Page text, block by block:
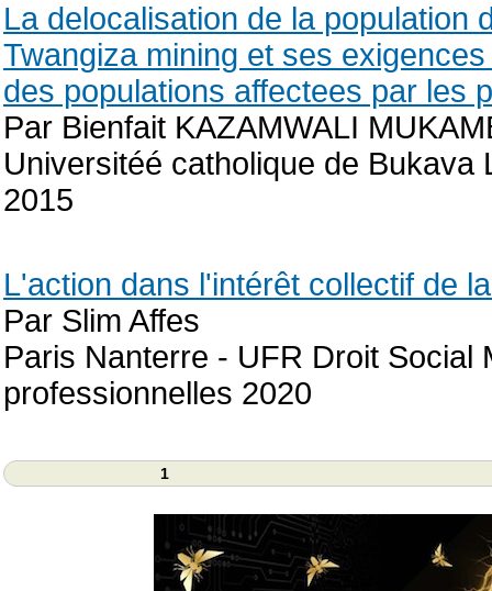
La delocalisation de la population
Twangiza mining et ses
des populations affectees par les
Par Bienfait KAZAMWALI
Universitéé catholique de
2015
L'action dans l'intérêt collectif de
Par Slim Affes
Paris Nanterre - UFR Droit Social
professionnelles 2020
1